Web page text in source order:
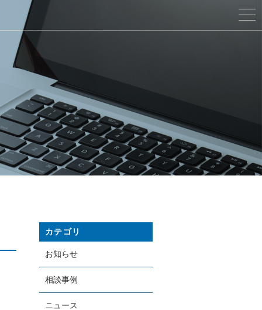
カテゴリ
お知らせ
相談事例
ニュース